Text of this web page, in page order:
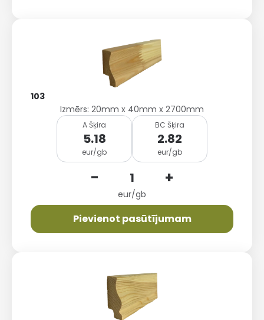
103
Izmērs: 20mm x 40mm x 2700mm
A Šķira
5.18
eur/gb
BC Šķira
2.82
eur/gb
- +
eur/gb
Pievienot pasūtījumam